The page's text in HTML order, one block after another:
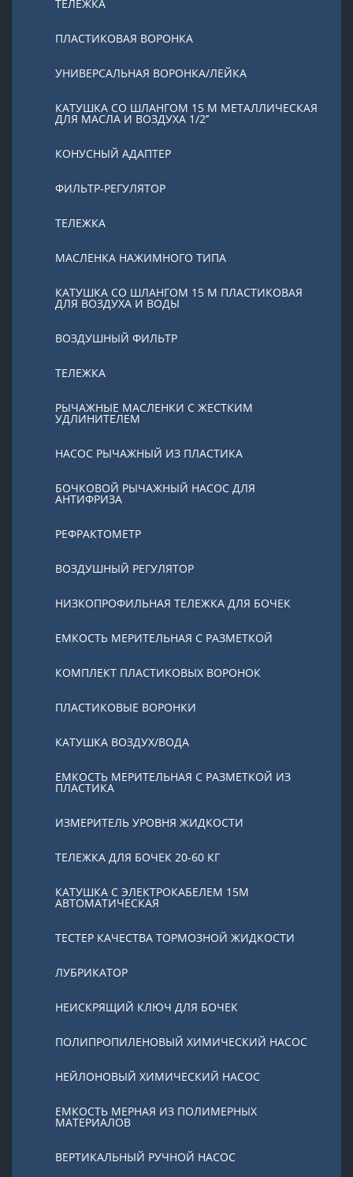
ТЕЛЕЖКА
ПЛАСТИКОВАЯ ВОРОНКА
УНИВЕРСАЛЬНАЯ ВОРОНКА/ЛЕЙКА
КАТУШКА СО ШЛАНГОМ 15 М МЕТАЛЛИЧЕСКАЯ
ДЛЯ МАСЛА И ВОЗДУХА 1/2’’
КОНУСНЫЙ АДАПТЕР
ФИЛЬТР-РЕГУЛЯТОР
ТЕЛЕЖКА
МАСЛЕНКА НАЖИМНОГО ТИПА
КАТУШКА СО ШЛАНГОМ 15 М ПЛАСТИКОВАЯ
ДЛЯ ВОЗДУХА И ВОДЫ
ВОЗДУШНЫЙ ФИЛЬТР
ТЕЛЕЖКА
РЫЧАЖНЫЕ МАСЛЕНКИ С ЖЕСТКИМ
УДЛИНИТЕЛЕМ
НАСОС РЫЧАЖНЫЙ ИЗ ПЛАСТИКА
БОЧКОВОЙ РЫЧАЖНЫЙ НАСОС ДЛЯ
АНТИФРИЗА
РЕФРАКТОМЕТР
ВОЗДУШНЫЙ РЕГУЛЯТОР
НИЗКОПРОФИЛЬНАЯ ТЕЛЕЖКА ДЛЯ БОЧЕК
ЕМКОСТЬ МЕРИТЕЛЬНАЯ С РАЗМЕТКОЙ
КОМПЛЕКТ ПЛАСТИКОВЫХ ВОРОНОК
ПЛАСТИКОВЫЕ ВОРОНКИ
КАТУШКА ВОЗДУХ/ВОДА
ЕМКОСТЬ МЕРИТЕЛЬНАЯ С РАЗМЕТКОЙ ИЗ
ПЛАСТИКА
ИЗМЕРИТЕЛЬ УРОВНЯ ЖИДКОСТИ
ТЕЛЕЖКА ДЛЯ БОЧЕК 20-60 КГ
КАТУШКА С ЭЛЕКТРОКАБЕЛЕМ 15М
АВТОМАТИЧЕСКАЯ
ТЕСТЕР КАЧЕСТВА ТОРМОЗНОЙ ЖИДКОСТИ
ЛУБРИКАТОР
НЕИСКРЯЩИЙ КЛЮЧ ДЛЯ БОЧЕК
ПОЛИПРОПИЛЕНОВЫЙ ХИМИЧЕСКИЙ НАСОС
НЕЙЛОНОВЫЙ ХИМИЧЕСКИЙ НАСОС
ЕМКОСТЬ МЕРНАЯ ИЗ ПОЛИМЕРНЫХ
МАТЕРИАЛОВ
ВЕРТИКАЛЬНЫЙ РУЧНОЙ НАСОС